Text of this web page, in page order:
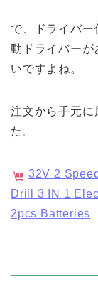
で、ドライバー
動ドライバーが
いですよね。
注文から手元に
た。
32V 2
Drill 3 IN 1
2pcs Batteries